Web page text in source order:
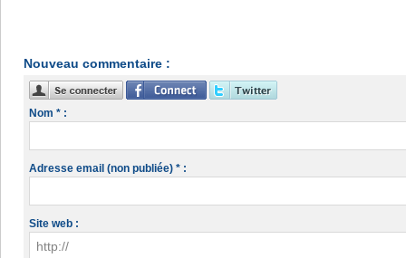
Nouveau commentaire :
Nom * :
Adresse email (non publiée) * :
Site web :